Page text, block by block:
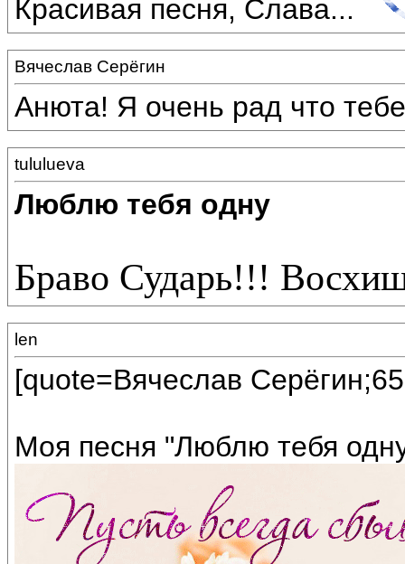
Красивая песня, Слава...
Вячеслав Серёгин
Анюта! Я очень рад что
tululueva
Люблю тебя одну
Браво Сударь!!!
len
[quote=Вячеслав
Моя песня "Люблю тебя